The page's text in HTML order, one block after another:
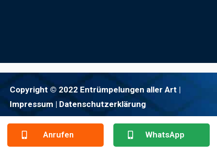
Copyright © 2022 Entrümpelungen aller Art |
Impressum | Datenschutzerklärung
Anrufen WhatsApp